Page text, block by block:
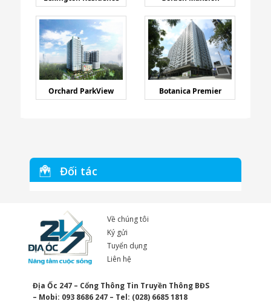
Orchard ParkView Botanica Premier
Đối tác
Về chúng tôi
Ký gửi
Tuyển dụng
Liên hệ
Địa Ốc 247 – Cổng Thông Tin Truyền Thông BĐS
– Mobi: 093 8686 247 – Tel: (028) 6685 1818